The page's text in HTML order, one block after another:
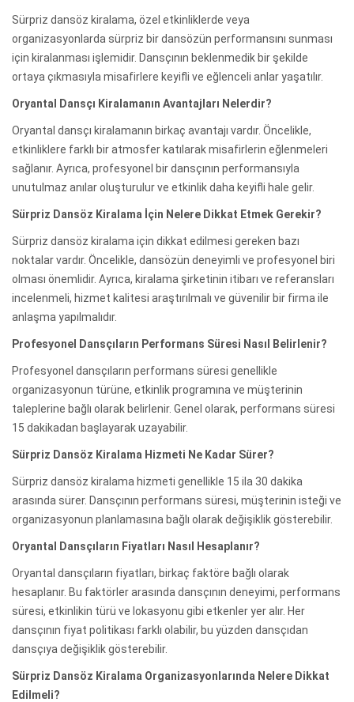
Sürpriz dansöz kiralama, özel etkinliklerde veya
organizasyonlarda sürpriz bir dansözün performansını sunması
için kiralanması işlemidir. Dansçının beklenmedik bir şekilde
ortaya çıkmasıyla misafirlere keyifli ve eğlenceli anlar yaşatılır.
Oryantal Dansçı Kiralamanın Avantajları Nelerdir?
Oryantal dansçı kiralamanın birkaç avantajı vardır. Öncelikle,
etkinliklere farklı bir atmosfer katılarak misafirlerin eğlenmeleri
sağlanır. Ayrıca, profesyonel bir dansçının performansıyla
unutulmaz anılar oluşturulur ve etkinlik daha keyifli hale gelir.
Sürpriz Dansöz Kiralama İçin Nelere Dikkat Etmek Gerekir?
Sürpriz dansöz kiralama için dikkat edilmesi gereken bazı
noktalar vardır. Öncelikle, dansözün deneyimli ve profesyonel biri
olması önemlidir. Ayrıca, kiralama şirketinin itibarı ve referansları
incelenmeli, hizmet kalitesi araştırılmalı ve güvenilir bir firma ile
anlaşma yapılmalıdır.
Profesyonel Dansçıların Performans Süresi Nasıl Belirlenir?
Profesyonel dansçıların performans süresi genellikle
organizasyonun türüne, etkinlik programına ve müşterinin
taleplerine bağlı olarak belirlenir. Genel olarak, performans süresi
15 dakikadan başlayarak uzayabilir.
Sürpriz Dansöz Kiralama Hizmeti Ne Kadar Sürer?
Sürpriz dansöz kiralama hizmeti genellikle 15 ila 30 dakika
arasında sürer. Dansçının performans süresi, müşterinin isteği ve
organizasyonun planlamasına bağlı olarak değişiklik gösterebilir.
Oryantal Dansçıların Fiyatları Nasıl Hesaplanır?
Oryantal dansçıların fiyatları, birkaç faktöre bağlı olarak
hesaplanır. Bu faktörler arasında dansçının deneyimi, performans
süresi, etkinlikin türü ve lokasyonu gibi etkenler yer alır. Her
dansçının fiyat politikası farklı olabilir, bu yüzden dansçıdan
dansçıya değişiklik gösterebilir.
Sürpriz Dansöz Kiralama Organizasyonlarında Nelere Dikkat
Edilmeli?